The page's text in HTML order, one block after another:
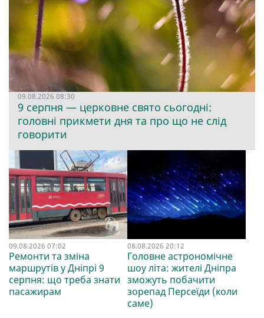
09.08.2026 08:30
9 серпня — церковне свято сьогодні:
головні прикмети дня та про що не слід
говорити
09.08.2026 07:02
Ремонти та зміна
маршрутів у Дніпрі 9
серпня: що треба знати
пасажирам
08.08.2026 20:12
Головне астрономічне
шоу літа: жителі Дніпра
зможуть побачити
зорепад Персеїди (коли
саме)